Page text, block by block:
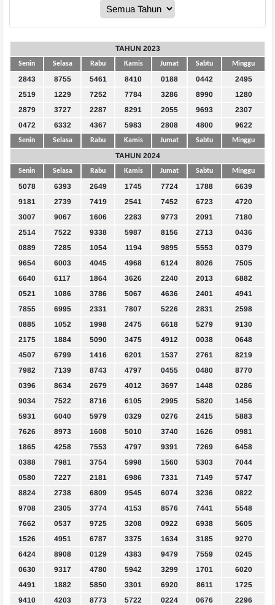
TAHUN 2023
Senin Selasa Rabu Kamis Jumat Sabtu Minggu
2843 8755 5461 8410 0188 0442
2495
2519
1229 7252 7784 3286 8990
1280
2879
3727 2287 8291 2055 9693
2307
0472
6332 4367 5983 2808 4800 9622
Senin Selasa Rabu Kamis Jumat Sabtu Minggu
TAHUN 2024
Senin Selasa Rabu Kamis Jumat Sabtu Minggu
5078 6393 2649 1745 7724 1788
6639
9181
2739 7419 2541 7452 6723
4720
3007
9067 1606 2283 9773 2091
7180
2514
7522 9338 5987 8156 2713
0436
0889
7285 1054 1194 9895 5553
0379
9654
6003 4045 4968 6124 8026
7505
6640
6117 1864 3626 2240 2013
6882
0521
1086 3786 5067 4636 2401
4941
7855
6995 2331 7807 5226 2831
2598
0885
1052 1998 2475 6618 5279
9130
2175
1884 5090 3475 4912 0038
0648
4507
6799 1416 6201 1537 2761
8219
7982
7139 8743 4797 0455 0480
8770
0396
8634 2679 4012 3697 1448
0286
9034
7522 8716 6105 2995 5820
1456
5931
6040 5979 0329 0276 2415
5883
7626
8973 1608 5010 3740 1626
0981
1865
4258 7553 4797 9391 7269
6458
0388
7981 3754 5998 1560 5303
7044
0580
7227 2181 6986 7331 7149
5747
8824
2738 6809 9545 6074 3236
0822
9708
2305 3774 4153 8576 7441
5548
7662
0537 9725 3208 0922 6938
5605
1526
4951 6787 3375 1634 3185
9270
6424
8908 0129 4383 9479 7559
0245
0630
9317 4780 5942 3299 1701
6020
4491
1882 5850 3301 6920 8611
1725
9410
4203 8773 5722 0224 0676
2296